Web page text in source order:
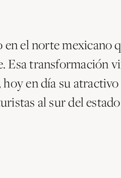
en el norte mexicano
Esa transformación
en día su atractivo
al sur del